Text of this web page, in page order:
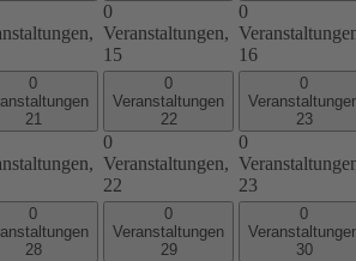
0
Veranstaltungen,
15
0
16
0
21
0
Veranstaltungen
22
0
Veranstaltungen,
22
0
23
0
23
0
28
0
Veranstaltungen
29
0
30